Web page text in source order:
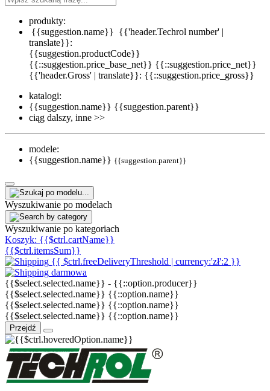
produkty:
{{suggestion.name}} {{'header.Techrol number' |
translate}}:
{{suggestion.productCode}}
{{::suggestion.price_base_net}} {{::suggestion.price_net}}
{{'header.Gross' | translate}}: {{::suggestion.price_gross}}
katalogi:
{{suggestion.name}} {{suggestion.parent}}
ciąg dalszy, inne >>
modele:
{{suggestion.name}} {{suggestion.parent}}
Wyszukiwanie po modelach
Wyszukiwanie po kategoriach
Koszyk: {{$ctrl.cartName}}
{{$ctrl.itemsSum}}
{{ $ctrl.freeDeliveryThreshold | currency:'zł':2 }}
darmowa
{{$select.selected.name}} - {{::option.producer}}
{{$select.selected.name}} {{::option.name}}
{{$select.selected.name}} {{::option.name}}
{{$select.selected.name}} {{::option.name}}
Przejdź